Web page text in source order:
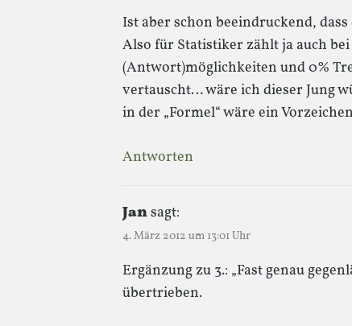
Ist aber schon beeindruckend,
Also für Statistiker zählt ja auch bei
(Antwort)möglichkeiten und 0%
vertauscht… wäre ich dieser Jung
in der „Formel“ wäre ein
Antworten
Jansagt:
4. März 2012 um 13:01 Uhr
Ergänzung zu 3.: „Fast genau
übertrieben.